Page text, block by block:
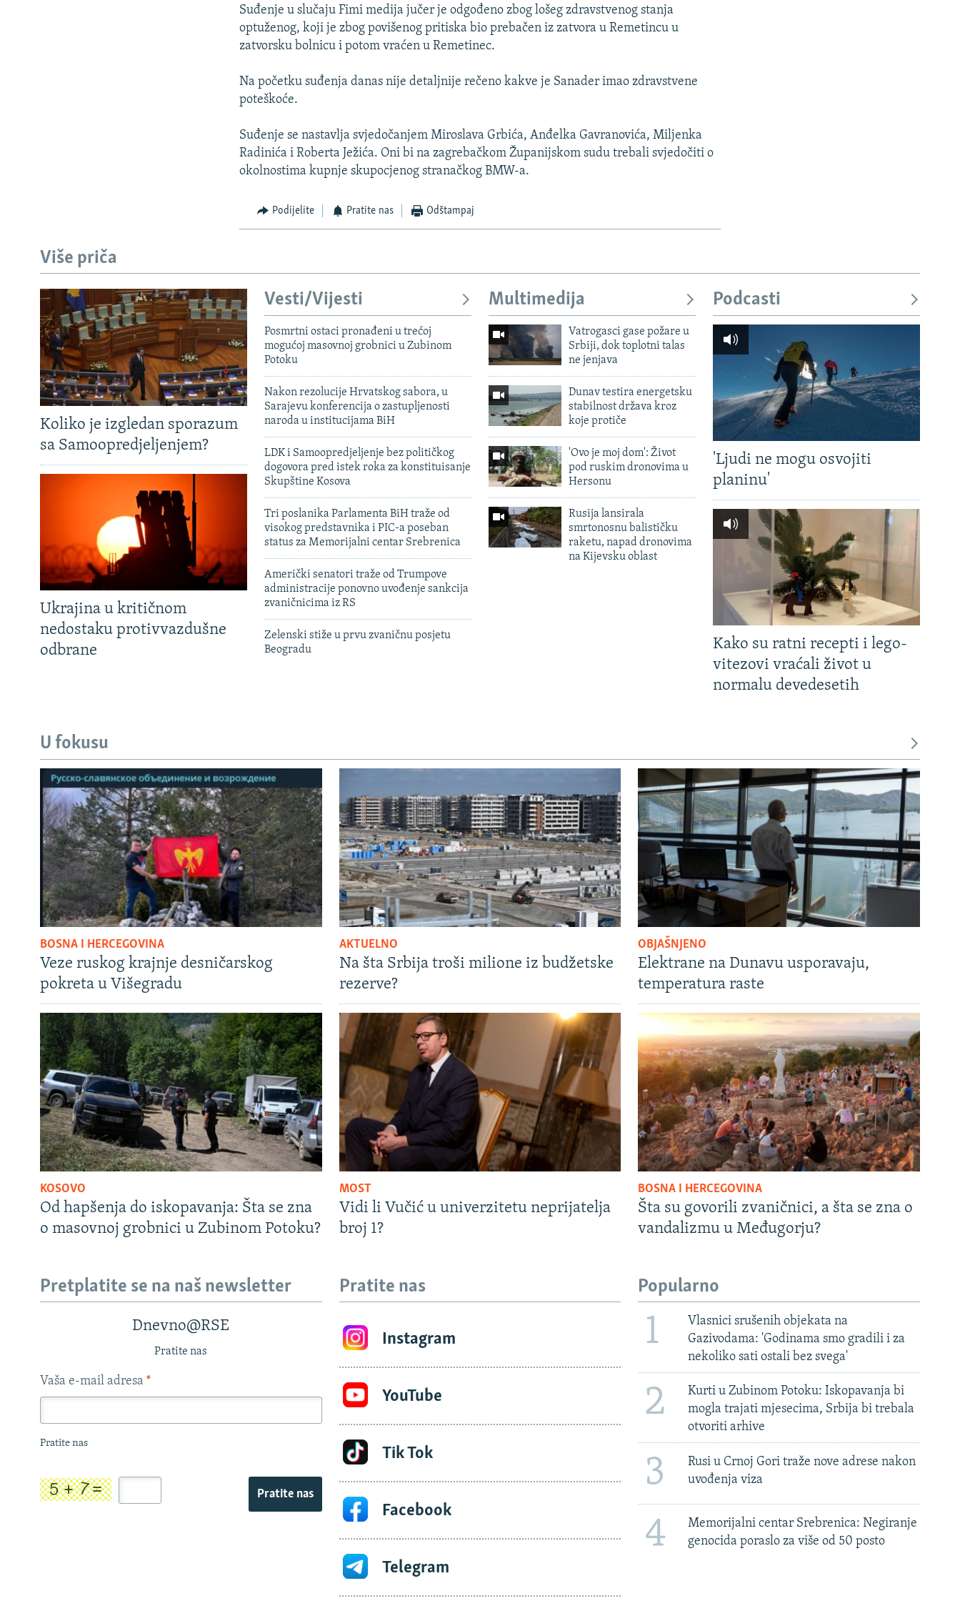
SVE KARTE DEJTONA
Suđenje u slučaju Fimi medija jučer je odgođeno zbog lošeg zdravstvenog stanja
optuženog, koji je zbog povišenog pritiska bio prebačen iz zatvora u Remetincu u
zatvorsku bolnicu i potom vraćen u Remetinec.
Na početku suđenja danas nije detaljnije rečeno kakve je Sanader imao zdravstvene
poteškoće.
Suđenje se nastavlja svjedočanjem Miroslava Grbića, Anđelka Gavranovića, Miljenka
Radinića i Roberta Ježića. Oni bi na zagrebačkom Županijskom sudu trebali svjedočiti o
okolnostima kupnje skupocjenog stranačkog BMW-a.
Podijelite Pratite nas Odštampaj
Više priča
Koliko je izgledan sporazum
sa Samoopredjeljenjem?
Ukrajina u kritičnom
nedostaku protivvazdušne
odbrane
Vesti/Vijesti
Posmrtni ostaci pronađeni u trećoj
mogućoj masovnoj grobnici u Zubinom
Potoku
Nakon rezolucije Hrvatskog sabora, u
Sarajevu konferencija o zastupljenosti
naroda u institucijama BiH
LDK i Samoopredjeljenje bez političkog
dogovora pred istek roka za konstituisanje
Skupštine Kosova
Tri poslanika Parlamenta BiH traže od
visokog predstavnika i PIC-a poseban
status za Memorijalni centar Srebrenica
Američki senatori traže od Trumpove
administracije ponovno uvođenje sankcija
zvaničnicima iz RS
Zelenski stiže u prvu zvaničnu posjetu
Beogradu
Multimedija
Vatrogasci gase požare u
Srbiji, dok toplotni talas
ne jenjava
Dunav testira energetsku
stabilnost država kroz
koje protiče
'Ovo je moj dom': Život
pod ruskim dronovima u
Hersonu
Rusija lansirala
smrtonosnu balističku
raketu, napad dronovima
na Kijevsku oblast
Podcasti
'Ljudi ne mogu osvojiti
planinu'
Kako su ratni recepti i lego-
vitezovi vraćali život u
normalu devedesetih
U fokusu
BOSNA I HERCEGOVINA
Veze ruskog krajnje desničarskog
pokreta u Višegradu
AKTUELNO
Na šta Srbija troši milione iz budžetske
rezerve?
OBJAŠNJENO
Elektrane na Dunavu usporavaju,
temperatura raste
KOSOVO
Od hapšenja do iskopavanja: Šta se zna
o masovnoj grobnici u Zubinom Potoku?
MOST
Vidi li Vučić u univerzitetu neprijatelja
broj 1?
BOSNA I HERCEGOVINA
Šta su govorili zvaničnici, a šta se zna o
vandalizmu u Međugorju?
Pretplatite se na naš newsletter
Dnevno@RSE
Pratite nas
Vaša e-mail adresa *
Pratite nas
Pratite nas
Pratite nas
Instagram
YouTube
Tik Tok
Facebook
Telegram
Popularno
1
Vlasnici srušenih objekata na
Gazivodama: 'Godinama smo gradili i za
nekoliko sati ostali bez svega'
2
Kurti u Zubinom Potoku: Iskopavanja bi
mogla trajati mjesecima, Srbija bi trebala
otvoriti arhive
3
Rusi u Crnoj Gori traže nove adrese nakon
uvođenja viza
4
Memorijalni centar Srebrenica: Negiranje
genocida poraslo za više od 50 posto